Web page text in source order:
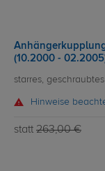
(10.2000 -
starres,
Hinweise
statt 263,00 €